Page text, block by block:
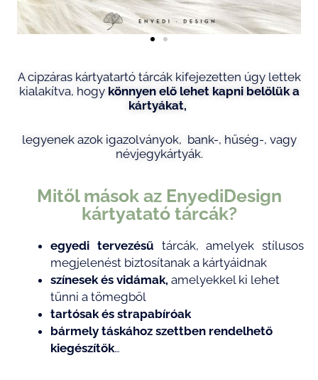
A cipzáras kártyatartó tárcák kifejezetten úgy lettek
kialakítva, hogy könnyen elő lehet kapni belőlüka
kártyákat,
legyenek azok igazolványok, bank-, hűség-, vagy
névjegykártyák.
Mitől mások az EnyediDesign
kártyatató tárcák?
egyedi tervezésű tárcák, amelyek stílusos
megjelenést biztosítanak a kártyáidnak
színesek és vidámak, amelyekkel ki lehet
tűnni a tömegből
tartósak és strapabíróak
bármely táskához szettben rendelhető
kiegészítők…